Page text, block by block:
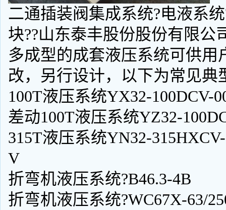
二通插装阀集成系统?电液系
块??山东泰丰股份股份有限
多成型的成套液压系统可供
改，另行设计，以下为常见典
100T液压系统YX32-100DCV-
差动100T液压系统YZ32-
315T液压系统YN32-
V
折弯机液压系统?B46.3-4B
折弯机液压系统?WC67X-63/